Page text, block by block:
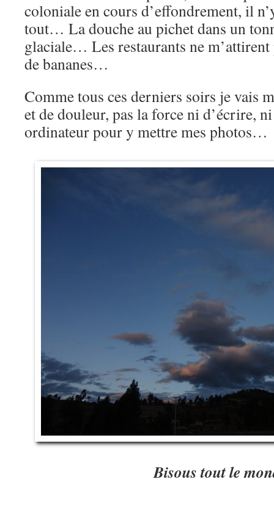
coloniale en cours d’effondrement, il
tout… La douche au pichet dans un
glaciale… Les restaurants ne
de bananes…
Comme tous ces derniers soirs je vais
et de douleur, pas la force ni d’écrire,
ordinateur pour y mettre mes photos…
Bisous tout le